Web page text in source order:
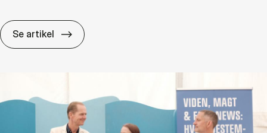
Se artikel Di­ver­si­tet er in­tet uden in­klu­sion